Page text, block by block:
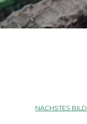
NÄCHSTES BILD